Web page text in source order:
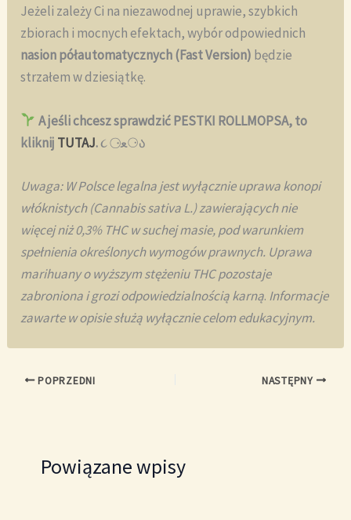
Jeżeli zależy Ci na niezawodnej uprawie, szybkich
zbiorach i mocnych efektach, wybór odpowiednich
nasion półautomatycznych (Fast Version) będzie
strzałem w dziesiątkę.
A jeśli chcesz sprawdzić PESTKI ROLLMOPSA, to
kliknij TUTAJ. ૮ ⚆ﻌ⚆ა
Uwaga: W Polsce legalna jest wyłącznie uprawa konopi
włóknistych (Cannabis sativa L.) zawierających nie
więcej niż 0,3% THC w suchej masie, pod warunkiem
spełnienia określonych wymogów prawnych. Uprawa
marihuany o wyższym stężeniu THC pozostaje
zabroniona i grozi odpowiedzialnością karną. Informacje
zawarte w opisie służą wyłącznie celom edukacyjnym.
POPRZEDNI NASTĘPNY
Powiązane wpisy